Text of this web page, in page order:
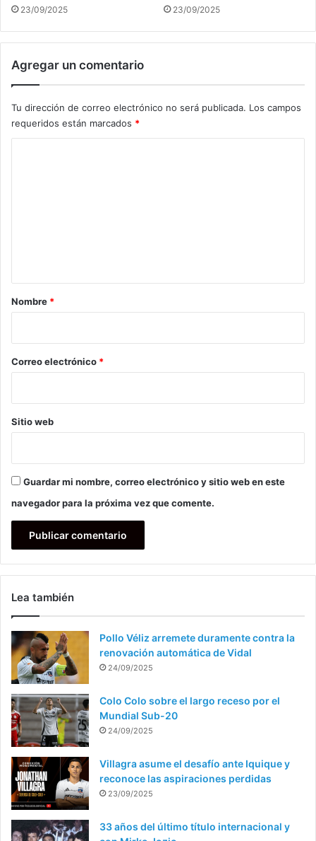
23/09/2025 23/09/2025
Agregar un comentario
Tu dirección de correo electrónico no será publicada. Los campos
requeridos están marcados *
r
*
Nombre *
Correo electrónico *
Sitio web
Guardar mi nombre, correo electrónico y sitio web en este
navegador para la próxima vez que comente.
Lea también
Pollo Véliz arremete duramente contra la
renovación automática de Vidal
24/09/2025
Colo Colo sobre el largo receso por el
Mundial Sub-20
24/09/2025
Villagra asume el desafío ante Iquique y
reconoce las aspiraciones perdidas
23/09/2025
33 años del último título internacional y